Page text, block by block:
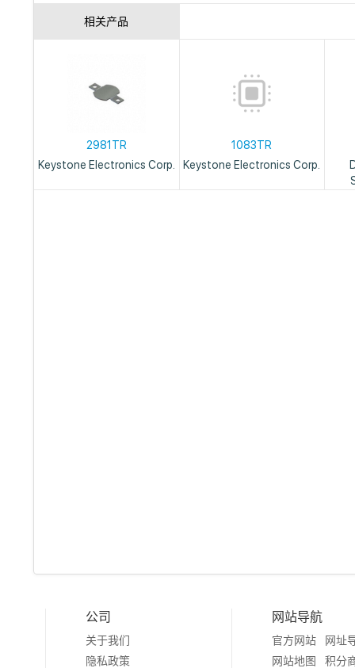
相关产品
2981TR
Keystone Electronics Corp.
1083TR
Keystone Electronics Corp.
公司
关于我们
隐私政策
网站导航
官方网站
网址
网站地图
积分